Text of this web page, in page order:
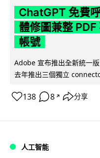
ChatGPT 免費
體修圖兼整
帳號
Adobe 宣布推出全新統一
去年推出三個獨立
138 8 ↗ 分享
人工智能